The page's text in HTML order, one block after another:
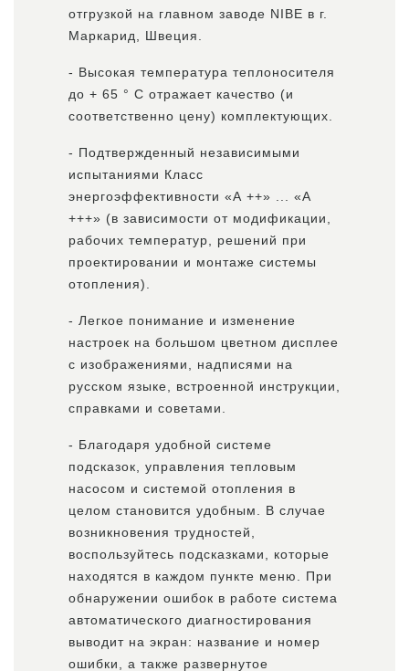
отгрузкой на главном заводе NIBE в г.
Маркарид, Швеция.
- Высокая температура теплоносителя
до + 65 ° С отражает качество (и
соответственно цену) комплектующих.
- Подтвержденный независимыми
испытаниями Класс
энергоэффективности «А ++» ... «А
+++» (в зависимости от модификации,
рабочих температур, решений при
проектировании и монтаже системы
отопления).
- Легкое понимание и изменение
настроек на большом цветном дисплее
с изображениями, надписями на
русском языке, встроенной инструкции,
справками и советами.
- Благодаря удобной системе
подсказок, управления тепловым
насосом и системой отопления в
целом становится удобным. В случае
возникновения трудностей,
воспользуйтесь подсказками, которые
находятся в каждом пункте меню. При
обнаружении ошибок в работе система
автоматического диагностирования
выводит на экран: название и номер
ошибки, а также развернутое